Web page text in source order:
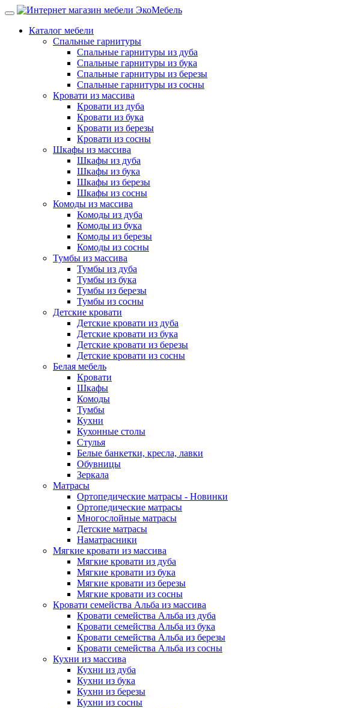
Каталог мебели
Спальные гарнитуры
Спальные гарнитуры из дуба
Спальные гарнитуры из бука
Спальные гарнитуры из березы
Спальные гарнитуры из сосны
Кровати из массива
Кровати из дуба
Кровати из бука
Кровати из березы
Кровати из сосны
Шкафы из массива
Шкафы из дуба
Шкафы из бука
Шкафы из березы
Шкафы из сосны
Комоды из массива
Комоды из дуба
Комоды из бука
Комоды из березы
Комоды из сосны
Тумбы из массива
Тумбы из дуба
Тумбы из бука
Тумбы из березы
Тумбы из сосны
Детские кровати
Детские кровати из дуба
Детские кровати из бука
Детские кровати из березы
Детские кровати из сосны
Белая мебель
Кровати
Шкафы
Комоды
Тумбы
Кухни
Кухонные столы
Стулья
Белые банкетки, кресла, лавки
Обувницы
Зеркала
Матрасы
Ортопедические матрасы - Новинки
Ортопедические матрасы
Многослойные матрасы
Детские матрасы
Наматрасники
Мягкие кровати из массива
Мягкие кровати из дуба
Мягкие кровати из бука
Мягкие кровати из березы
Мягкие кровати из сосны
Кровати семейства Альба из массива
Кровати семейства Альба из дуба
Кровати семейства Альба из бука
Кровати семейства Альба из березы
Кровати семейства Альба из сосны
Кухни из массива
Кухни из дуба
Кухни из бука
Кухни из березы
Кухни из сосны